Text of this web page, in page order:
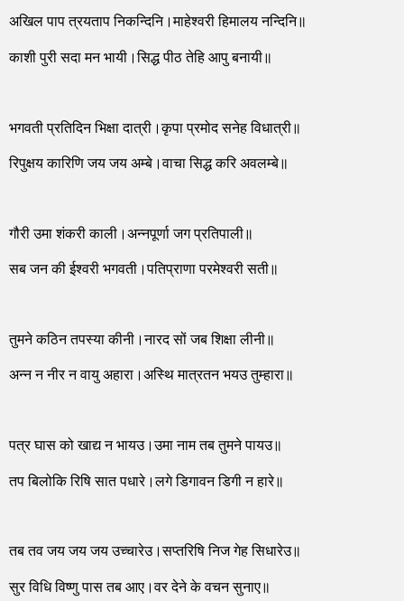
अखिल पाप त्रयताप निकन्दिनि।माहेश्वरी हिमालय नन्दिनि॥
काशी पुरी सदा मन भायी।सिद्ध पीठ तेहि आपु बनायी॥
भगवती प्रतिदिन भिक्षा दात्री।कृपा प्रमोद सनेह विधात्री॥
रिपुक्षय कारिणि जय जय अम्बे।वाचा सिद्ध करि अवलम्बे॥
गौरी उमा शंकरी काली।अन्नपूर्णा जग प्रतिपाली॥
सब जन की ईश्वरी भगवती।पतिप्राणा परमेश्वरी सती॥
तुमने कठिन तपस्या कीनी।नारद सों जब शिक्षा लीनी॥
अन्न न नीर न वायु अहारा।अस्थि मात्रतन भयउ तुम्हारा॥
पत्र घास को खाद्य न भायउ।उमा नाम तब तुमने पायउ॥
तप बिलोकि रिषि सात पधारे।लगे डिगावन डिगी न हारे॥
तब तव जय जय जय उच्चारेउ।सप्तरिषि निज गेह सिधारेउ॥
सुर विधि विष्णु पास तब आए।वर देने के वचन सुनाए॥